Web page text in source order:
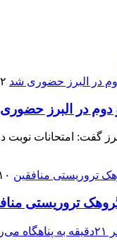
۲۲
دوم در البرز
۱۰ فروردین ۱۴۰۵